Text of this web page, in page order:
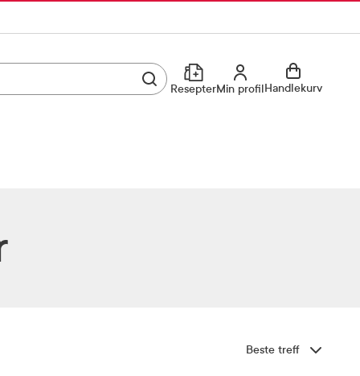
Utfør søkResepterMin profilMin profilHandlekurv
Sorter etter